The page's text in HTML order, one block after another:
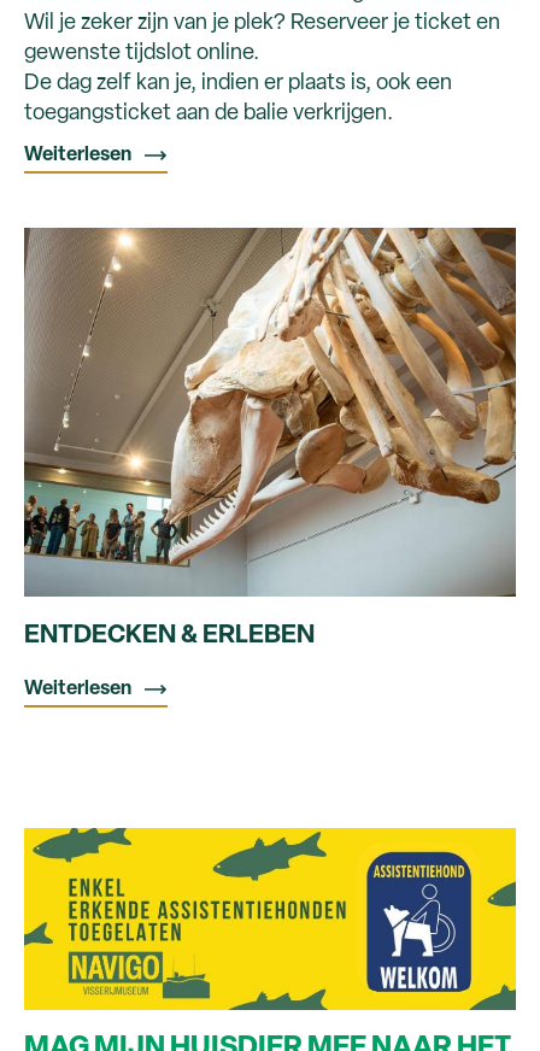
Wil je zeker zijn van je plek? Reserveer je ticket en
gewenste tijdslot online.
De dag zelf kan je, indien er plaats is, ook een
toegangsticket aan de balie verkrijgen.
Weiterlesen
ENTDECKEN & ERLEBEN
Weiterlesen